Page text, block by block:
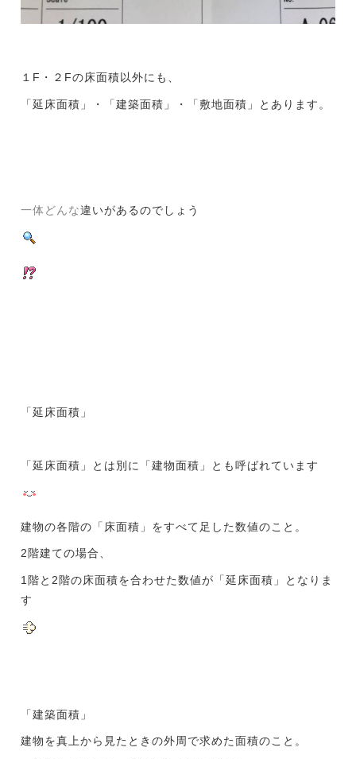
１F・２Fの床面積以外にも、
「延床面積」・「建築面積」・「敷地面積」とあります。
一体どんな違いがあるのでしょう
「延床面積」
「延床面積」とは別に「建物面積」とも呼ばれています
建物の各階の「床面積」をすべて足した数値のこと。
2階建ての場合、
1階と2階の床面積を合わせた数値が「延床面積」となりま
す
「建築面積」
建物を真上から見たときの外周で求めた面積のこと。